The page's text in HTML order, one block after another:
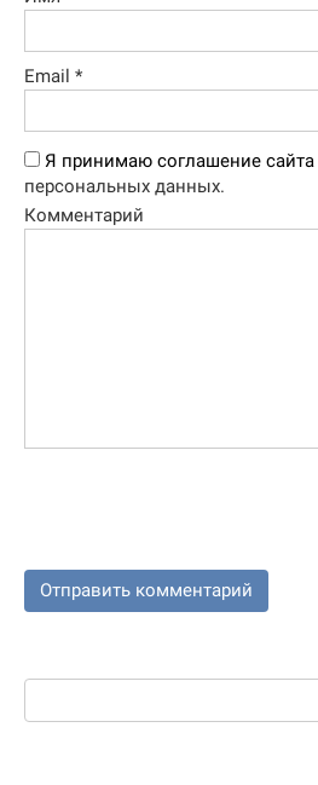
Email *
Я принимаю соглашение сайта
персональных данных.
Комментарий
Поиск: